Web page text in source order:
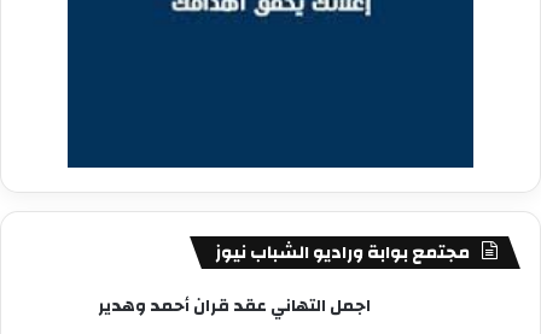
مجتمع بوابة وراديو الشباب نيوز
اجمل التهاني عقد قران أحمد وهدير